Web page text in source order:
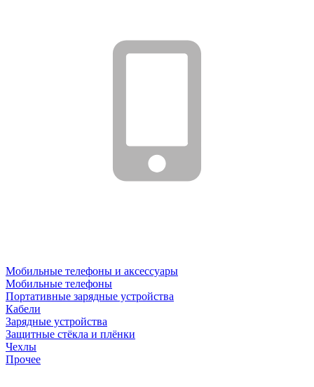
Мобильные телефоны и аксессуары
Мобильные телефоны
Портативные зарядные устройства
Кабели
Зарядные устройства
Защитные стёкла и плёнки
Чехлы
Прочее